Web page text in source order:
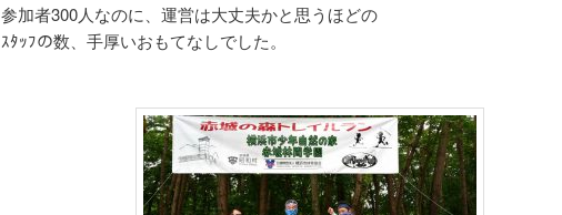
参加者300人なのに、運営は大丈夫かと思うほどの
ｽﾀｯﾌの数、手厚いおもてなしでした。